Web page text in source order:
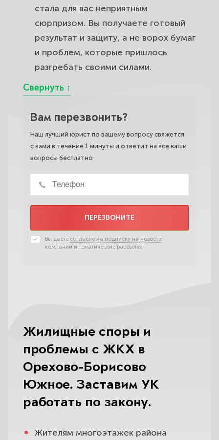
стала для вас неприятным
сюрпризом. Вы получаете готовый
результат и защиту, а не ворох бумаг
и проблем, которые пришлось
разгребать своими силами.
Вам перезвонить?
Наш лучший юрист по вашему вопросу свяжется
с вами в течение 1 минуты и ответит на все ваши
вопросы бесплатно
ПЕРЕЗВОНИТЕ
Вы даете согласие на подписку на новости
компании и тематические рассылки
Жилищные споры и
проблемы с ЖКХ в
Орехово-Борисово
Южное. Заставим УК
работать по закону.
Жителям многоэтажек района